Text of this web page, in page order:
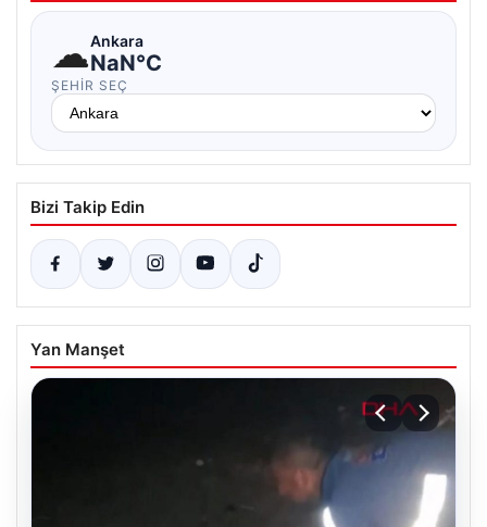
☁Ankara
NaN°C
ŞEHIR SEÇ
Bizi Takip Edin
Yan Manşet